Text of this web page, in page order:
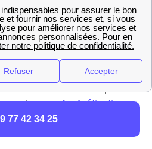
en ligne sur le site
en envoyant les
plus de renseignements
que son environnement.
unebudgétisation
au raccordement de votre
77 42 34 25